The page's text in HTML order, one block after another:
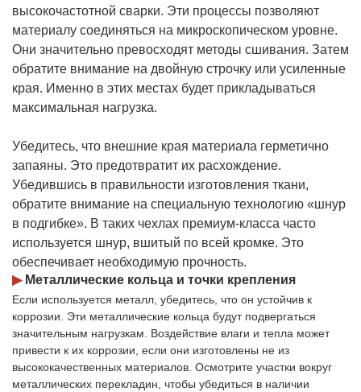
высокочастотной сварки. Эти процессы позволяют
материалу соединяться на микроскопическом уровне.
Они значительно превосходят методы сшивания. Затем
обратите внимание на двойную строчку или усиленные
края. Именно в этих местах будет прикладываться
максимальная нагрузка.
Убедитесь, что внешние края материала герметично
запаяны. Это предотвратит их расхождение.
Убедившись в правильности изготовления ткани,
обратите внимание на специальную технологию «шнур
в подгибке». В таких чехлах премиум-класса часто
используется шнур, вшитый по всей кромке. Это
обеспечивает необходимую прочность.
▶Металлические кольца и точки крепления
Если используется металл, убедитесь, что он устойчив к
коррозии. Эти металлические кольца будут подвергаться
значительным нагрузкам. Воздействие влаги и тепла может
привести к их коррозии, если они изготовлены не из
высококачественных материалов. Осмотрите участки вокруг
металлических перекладин, чтобы убедиться в наличии